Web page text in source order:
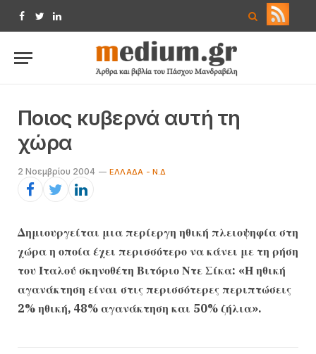
Facebook
TwitterLinkedIn
Ποιος κυβερνά αυτή τη
χώρα
2 Νοεμβρίου 2004 ΕΛΛΆΔΑ - Ν.Δ
Δημιουργείται μια περίεργη ηθική πλειοψηφία στη
χώρα η οποία έχει περισσότερο να κάνει με τη ρήση
του Ιταλού σκηνοθέτη Βιτόριο Ντε Σίκα: «Η ηθική
αγανάκτηση είναι στις περισσότερες περιπτώσεις
2% ηθική, 48% αγανάκτηση και 50% ζήλια».